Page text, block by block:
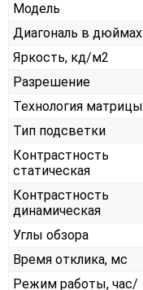
Модель
Диагональ в дюймах
Яркость, кд/м2
Разрешение
Технология матрицы
Тип подсветки
Контрастность
статическая
Контрастность
динамическая
Углы обзора
Время отклика, мс
Режим работы, час/